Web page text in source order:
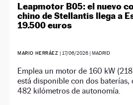
Leapmotor B05: el nuevo
chino de Stellantis llega a
19.500 euros
MARIO HERRÁEZ | 17/06/2026| MADRID
Emplea un motor de 160 kW
está disponible con dos baterías,
482 kilómetros de autonomía.